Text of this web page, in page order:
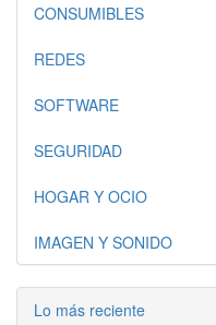
CONSUMIBLES
REDES
SOFTWARE
SEGURIDAD
HOGAR Y OCIO
IMAGEN Y SONIDO
Lo más reciente